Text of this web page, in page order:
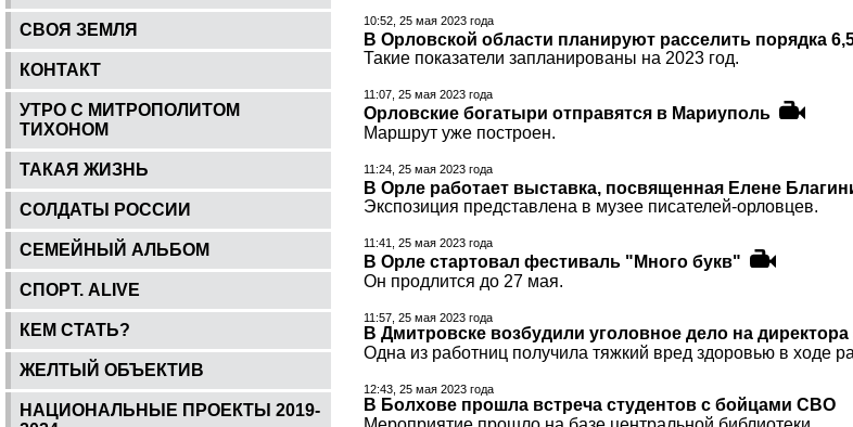
СВОЯ ЗЕМЛЯ
КОНТАКТ
УТРО С МИТРОПОЛИТОМ
ТИХОНОМ
ТАКАЯ ЖИЗНЬ
СОЛДАТЫ РОССИИ
СЕМЕЙНЫЙ АЛЬБОМ
СПОРТ. ALIVE
КЕМ СТАТЬ?
ЖЕЛТЫЙ ОБЪЕКТИВ
НАЦИОНАЛЬНЫЕ ПРОЕКТЫ 2019-
10:52, 25 мая 2023 года
В Орловской области планируют расселить порядка
Такие показатели запланированы на 2023 год.
11:07, 25 мая 2023 года
Орловские богатыри отправятся в Мариуполь
Маршрут уже построен.
11:24, 25 мая 2023 года
В Орле работает выставка, посвященная Елене
Экспозиция представлена в музее писателей-орловцев.
11:41, 25 мая 2023 года
В Орле стартовал фестиваль "Много букв"
Он продлится до 27 мая.
11:57, 25 мая 2023 года
В Дмитровске возбудили уголовное дело на
Одна из работниц получила тяжкий вред здоровью в ходе
12:43, 25 мая 2023 года
В Болхове прошла встреча студентов с бойцами СВО